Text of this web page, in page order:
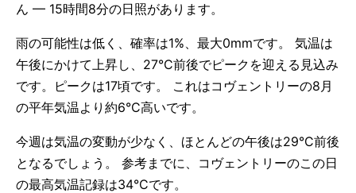
ん — 15時間8分の日照があります。
雨の可能性は低く、確率は1%、最大0mmです。 気温は
午後にかけて上昇し、27°C前後でピークを迎える見込み
です。ピークは17頃です。 これはコヴェントリーの8月
の平年気温より約6°C高いです。
今週は気温の変動が少なく、ほとんどの午後は29°C前後
となるでしょう。 参考までに、コヴェントリーのこの日
の最高気温記録は34°Cです。